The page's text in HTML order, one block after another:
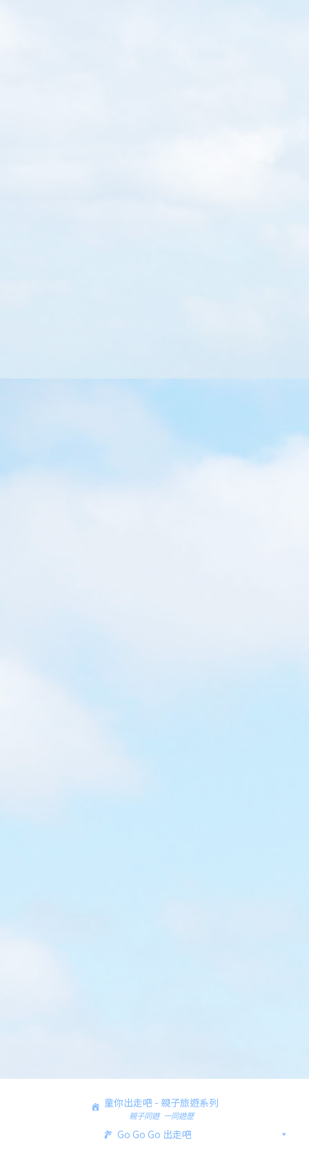
童你出走吧 - 親子旅遊系列
親子同遊 一同遊歷
Go Go Go 出走吧